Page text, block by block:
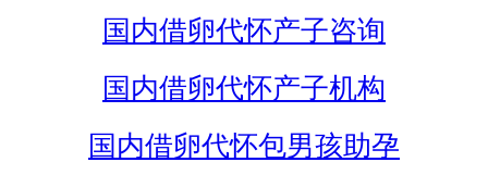
国内借卵代怀产子咨询
国内借卵代怀产子机构
国内借卵代怀包男孩助孕